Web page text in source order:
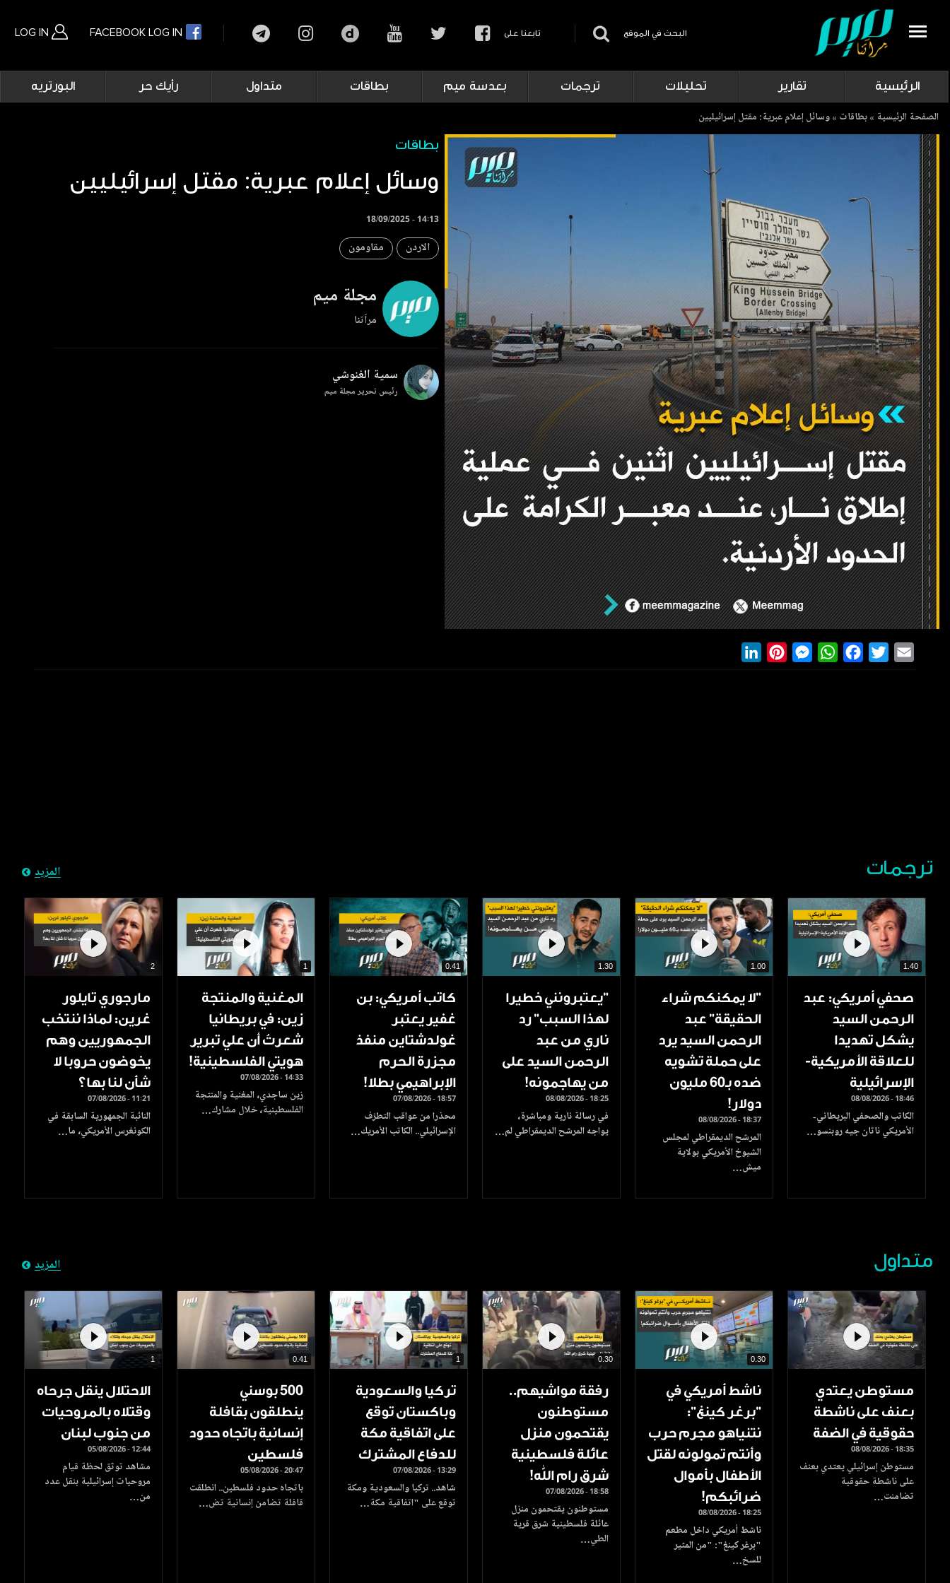
LOG IN FACEBOOK LOG IN البحث في الموقع تابعنا على
Main
navigation
الرئيسية تقارير تحليلات ترجمات بعدسة ميم بطاقات متداول رأيك حر البورتريه
Breadcrumb
الصفحة الرئيسية بطاقات وسائل إعلام عبرية: مقتل إسرائيليين
بطاقات
وسائل إعلام عبرية: مقتل إسرائيليين
18/09/2025 - 14:13
الاردن مقاومون
مجلة ميم
مرآتنا
سمية الغنوشي
رئيس تحرير مجلة ميم
LinkedInPinterestMessengerWhatsAppFacebook
Twitter
ترجمات المزيد
1.40
صحفي أمريكي: عبد
الرحمن السيد
يشكل تهديدا
للعلاقة الأمريكية-
الإسرائيلية
08/08/2026 - 18:46
الكاتب والصحفي البريطاني-
الأمريكي ناثان جيه روبنسو…
1.00
"لا يمكنكم شراء
الحقيقة" عبد
الرحمن السيد يرد
على حملة تشويه
ضده بـ60 مليون
دولار!
08/08/2026 - 18:37
المرشح الديمقراطي لمجلس
الشيوخ الأمريكي بولاية
ميش…
1.30
"يعتبرونني خطيرا
لهذا السبب" رد
ناري من عبد
الرحمن السيد على
من يهاجمونه!
08/08/2026 - 18:25
في رسالة نارية ومباشرة،
يواجه المرشح الديمقراطي لم…
0.41
كاتب أمريكي: بن
غفير يعتبر
غولدشتاين منفذ
مجزرة الحرم
الإبراهيمي بطلا!
07/08/2026 - 18:57
محذرا من عواقب التطرّف
الإسرائيلي.. الكاتب الأمريك…
1
المغنية والمنتجة
زين: في بريطانيا
شعرتُ أن علي تبرير
هويتي الفلسطينية!
07/08/2026 - 14:33
زين ساجدي، المغنية والمنتجة
الفلسطينية، خلال مشارك…
2
مارجوري تايلور
غرين: لماذا ننتخب
الجمهوريين وهم
يخوضون حروبا لا
شأن لنا بها؟
07/08/2026 - 11:21
النائبة الجمهورية السابقة في
الكونغرس الأمريكي، ما…
متداول المزيد
مستوطن يعتدي
بعنف على ناشطة
حقوقية في الضفة
08/08/2026 - 18:35
مستوطن إسرائيلي يعتدي بعنف
على ناشطة حقوقية
تضامنت…
0.30
ناشط أمريكي في
"برغر كينغ":
نتنياهو مجرم حرب
وأنتم تمولونه لقتل
الأطفال بأموال
ضرائبكم!
08/08/2026 - 18:25
ناشط أمريكي داخل مطعم
"برغر كينغ": "من المثير
للسخ…
0.30
رفقة مواشيهم..
مستوطنون
يقتحمون منزل
عائلة فلسطينية
شرق رام الله!
07/08/2026 - 18:58
مستوطنون يقتحمون منزل
عائلة فلسطينية شرق قرية
الطي…
1
تركيا والسعودية
وباكستان توقع
على اتفاقية مكة
للدفاع المشترك
07/08/2026 - 13:29
شاهد.. تركيا والسعودية ومكة
توقع على "اتفاقية مكة…
0.41
500 بوسني
ينطلقون بقافلة
إنسانية باتجاه حدود
فلسطين
05/08/2026 - 20:47
باتجاه حدود فلسطين.. انطلقت
قافلة تضامن إنسانية تض…
1
الاحتلال ينقل جرحاه
وقتلاه بالمروحيات
من جنوب لبنان
05/08/2026 - 12:44
مشاهد توثق لحظة قيام
مروحيات إسرائيلية بنقل عدد
من…